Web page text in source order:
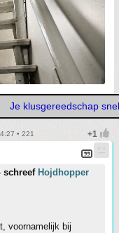
Je klusgereedschap
• 221
schreef Hojdhopper
voornamelijk bij